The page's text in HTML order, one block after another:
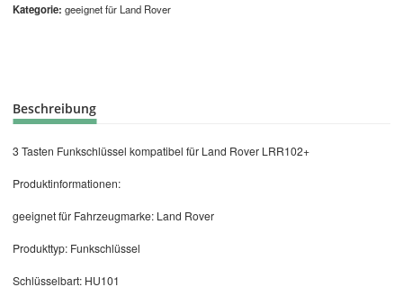
Kategorie geeignet für Land Rover
Beschreibung
3 Tasten Funkschlüssel kompatibel für Land Rover LRR102+
Produktinformationen:
geeignet für Fahrzeugmarke: Land Rover
Produkttyp: Funkschlüssel
Schlüsselbart: HU101